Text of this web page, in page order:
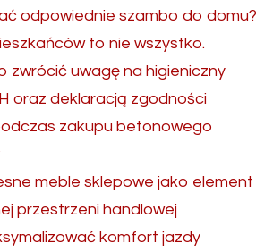
odpowiednie szambo do domu?
to nie wszystko.
zwrócić uwagę na higieniczny
oraz deklaracją zgodności
zakupu betonowego
meble sklepowe jako element
przestrzeni handlowej
komfort jazdy